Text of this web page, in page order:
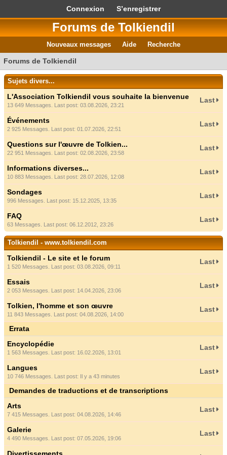
Connexion S’enregistrer
Forums de Tolkiendil
Nouveaux messages Aide Recherche
Forums de Tolkiendil
Sujets divers...
L'Association Tolkiendil vous souhaite la bienvenue
13 649 Messages. Last post: 03.08.2026, 23:21
Last
Événements
2 925 Messages. Last post: 01.07.2026, 22:51
Last
Questions sur l'œuvre de Tolkien...
22 951 Messages. Last post: 02.08.2026, 23:58
Last
Informations diverses...
10 883 Messages. Last post: 28.07.2026, 12:08
Last
Sondages
996 Messages. Last post: 15.12.2025, 13:35
Last
FAQ
63 Messages. Last post: 06.12.2012, 23:26
Last
Tolkiendil - www.tolkiendil.com
Tolkiendil - Le site et le forum
1 520 Messages. Last post: 03.08.2026, 09:11
Last
Essais
2 053 Messages. Last post: 14.04.2026, 23:06
Last
Tolkien, l'homme et son œuvre
11 843 Messages. Last post: 04.08.2026, 14:00
Last
Errata
Encyclopédie
1 563 Messages. Last post: 16.02.2026, 13:01
Last
Langues
10 746 Messages. Last post: Il y a 43 minutes
Last
Demandes de traductions et de transcriptions
Arts
7 415 Messages. Last post: 04.08.2026, 14:46
Last
Galerie
4 490 Messages. Last post: 07.05.2026, 19:06
Last